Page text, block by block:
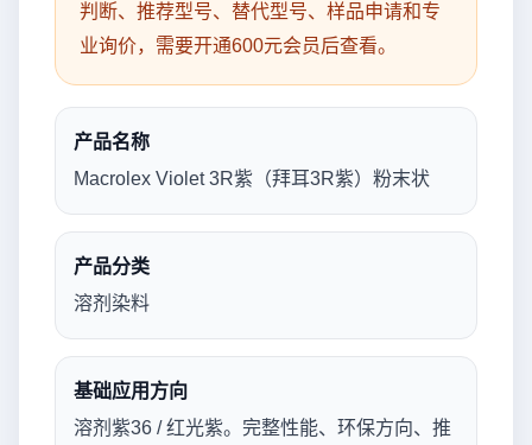
判断、推荐型号、替代型号、样品申请和专
业询价，需要开通600元会员后查看。
产品名称
Macrolex Violet 3R紫（拜耳3R紫）粉末状
产品分类
溶剂染料
基础应用方向
溶剂紫36 / 红光紫。完整性能、环保方向、推